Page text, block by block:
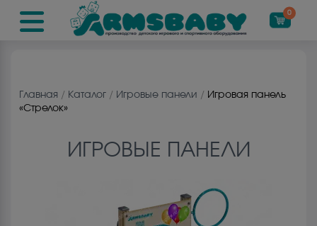
0
Главная / Каталог / Игровые панели / Игровая панель
«Стрелок»
ИГРОВЫЕ ПАНЕЛИ